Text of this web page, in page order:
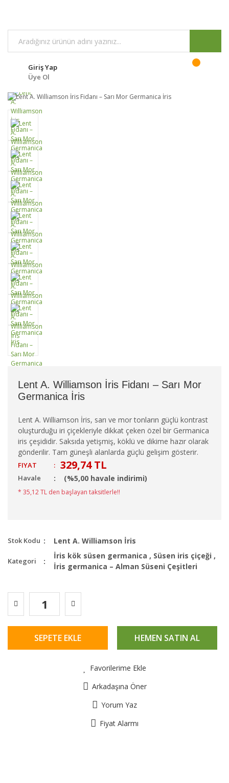
Giriş Yap
Üye Ol
Lent A. Williamson İris Fidanı – Sarı Mor
Germanica İris
Lent A. Williamson İris, sarı ve mor tonların güçlü kontrast
oluşturduğu iri çiçekleriyle dikkat çeken özel bir Germanica
iris çeşididir. Saksıda yetişmiş, köklü ve dikime hazır olarak
gönderilir. Tam güneşli alanlarda güçlü gelişim gösterir.
FIYAT : 329,74 TL
Havale (%5,00 havale indirimi)
* 35,12 TL den başlayan taksitlerle!!
Stok Kodu Lent A. Williamson İris
Kategori
İris kök süsen germanica , Süsen iris çiçeği ,
İris germanica – Alman Süseni Çeşitleri
SEPETE EKLE HEMEN SATIN AL
Favorilerime Ekle
Arkadaşına Öner
Yorum Yaz
Fiyat Alarmı